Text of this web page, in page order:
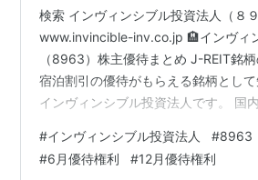
検索 インヴィンシブル投資法人（８
www.invincible-inv.co.jp 🏨インヴィ
（8963）株主優待まとめ J-REIT銘
宿泊割引の優待がもらえる銘柄とし
インヴィンシブル投資法人です。 国
優待があり、旅行や出張でホテルを利
魅力的な内容となっています。 しかも
#インヴィンシブル投資法人 #8963
#6月優待権利 #12月優待権利